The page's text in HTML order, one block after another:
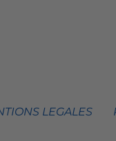
LEGALES